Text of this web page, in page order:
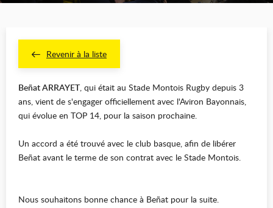
Revenir à la liste
Beñat ARRAYET, qui était au Stade Montois Rugby depuis 3
ans, vient de s'engager officiellement avec l'Aviron Bayonnais,
qui évolue en TOP 14, pour la saison prochaine.
Un accord a été trouvé avec le club basque, afin de libérer
Beñat avant le terme de son contrat avec le Stade Montois.
Nous souhaitons bonne chance à Beñat pour la suite.